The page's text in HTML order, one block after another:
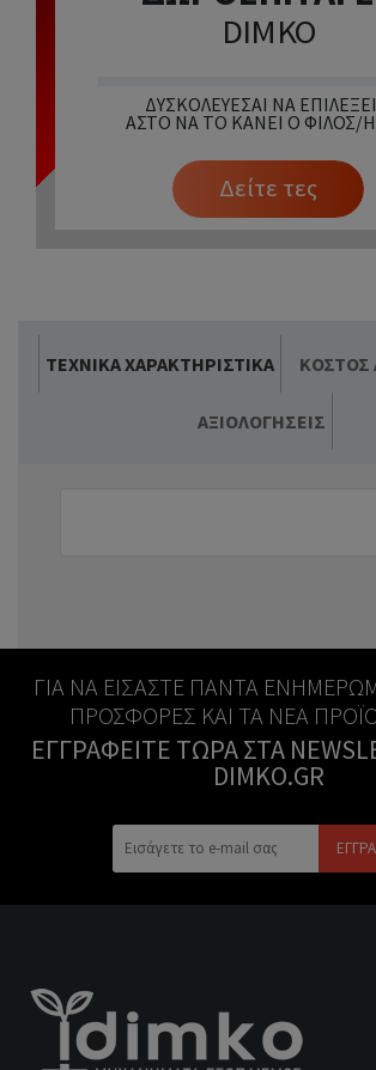
DIMKO
ΔΥΣΚΟΛΕΎΕΣΑΙ ΝΑ
ΆΣΤΟ ΝΑ ΤΟ ΚΆΝΕΙ Ο ΦΊΛΟΣ/
Δείτε τες
ΤΕΧΝΙΚΆ ΧΑΡΑΚΤΗΡΙΣΤΙΚΆ ΚΌΣΤΟΣ
ΑΞΙΟΛΟΓΉΣΕΙΣ
ΓΙΑ ΝΑ ΕΊΣΑΣΤΕ ΠΆΝΤΑ
ΠΡΟΣΦΟΡΈΣ ΚΑΙ ΤΑ ΝΈΑ
ΕΓΓΡΑΦΕΊΤΕ ΤΏΡΑ ΣΤΑ
DIMKO.GR